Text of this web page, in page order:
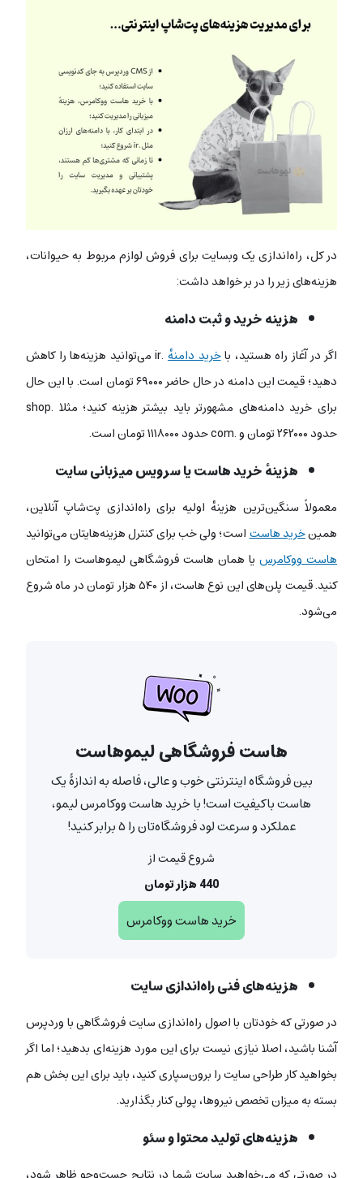
در کل، راه‌اندازی یک وبسایت برای فروش لوازم مربوط به حیوانات،
هزینه‌های زیر را در بر خواهد داشت:
هزینه خرید و ثبت دامنه
اگر در آغاز راه هستید، باخرید دامنهٔ .ir می‌توانید هزینه‌ها را کاهش
دهید؛ قیمت این دامنه در حال حاضر ۶۹۰۰۰ تومان است. با این حال
برای خرید دامنه‌های مشهورتر باید بیشتر هزینه کنید؛ مثلا .shop
حدود ۲۶۲۰۰۰ تومان و .com حدود ۱۱۱۸۰۰۰ تومان است.
هزینهٔ خرید هاست یا سرویس میزبانی سایت
معمولاً سنگین‌ترین هزینهٔ اولیه برای راه‌اندازی پت‌شاپ آنلاین،
همینخرید هاستاست؛ ولی خب برای کنترل هزینه‌هایتان می‌توانید
هاست ووکامرس یا همان هاست فروشگاهی لیموهاست را امتحان
کنید. قیمت پلن‌های این نوع هاست، از ۵۴۰ هزار تومان در ماه شروع
می‌شود.
هاست فروشگاهی لیموهاست
بین فروشگاه اینترنتی خوب و عالی، فاصله به اندازۀ یک
هاست باکیفیت است! با خرید هاست ووکامرس لیمو،
عملکرد و سرعت لود فروشگاه‌تان را ۵ برابر کنید!
شروع قیمت از
440 هزار تومان
خرید هاست ووکامرس
هزینه‌های فنی راه‌اندازی سایت
در صورتی که خودتان با اصول راه‌اندازی سایت فروشگاهی با وردپرس
آشنا باشید، اصلا نیازی نیست برای این مورد هزینه‌ای بدهید؛ اما اگر
بخواهید کار طراحی سایت را برون‌سپاری کنید، باید برای این بخش هم
بسته به میزان تخصص نیروها، پولی کنار بگذارید.
هزینه‌های تولید محتوا و سئو